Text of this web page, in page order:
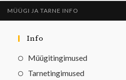
MÜÜGI JA TARNE INFO
Info
Müügitingimused
Tarnetingimused